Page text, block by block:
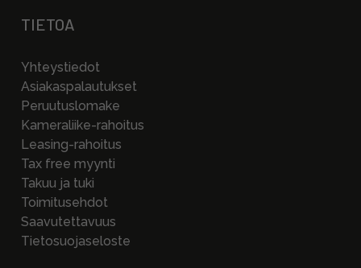
TIETOA
Yhteystiedot
Asiakaspalautukset
Peruutuslomake
Kameraliike-rahoitus
Leasing-rahoitus
Tax free myynti
Takuu ja tuki
Toimitusehdot
Saavutettavuus
Tietosuojaseloste